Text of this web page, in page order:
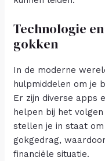
Technologie
gokken
In de moderne
hulpmiddelen om je
Er zijn diverse apps
helpen bij het
stellen je in staat
gokgedrag,
financiële situatie.